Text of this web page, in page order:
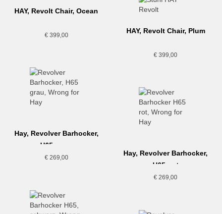
HAY, Revolt Chair, Ocean
€399,00
HAY, Revolt Chair, Plum
€ 399,00
Hay, Revolver Barhocker,
H65, grau
€269,00
Hay, Revolver Barhocker,
H65, rot
€ 269,00